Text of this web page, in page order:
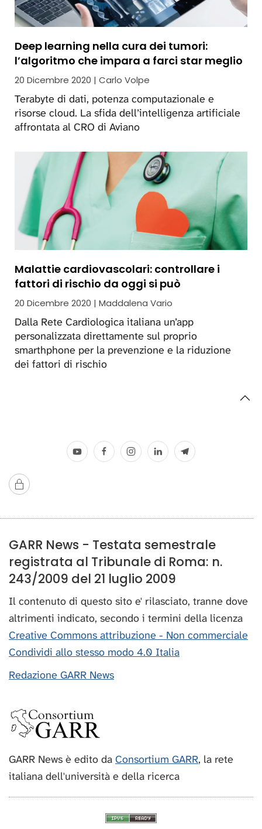
Deep learning nella cura dei tumori:
l’algoritmo che impara a farci star meglio
20 Dicembre 2020 | Carlo Volpe
Terabyte di dati, potenza computazionale e
risorse cloud. La sfida dell’intelligenza artificiale
affrontata al CRO di Aviano
Malattie cardiovascolari: controllare i
fattori di rischio da oggi si può
20 Dicembre 2020 | Maddalena Vario
Dalla Rete Cardiologica italiana un’app
personalizzata direttamente sul proprio
smarthphone per la prevenzione e la riduzione
dei fattori di rischio
GARR News - Testata semestrale
registrata al Tribunale di Roma: n.
243/2009 del 21 luglio 2009
Il contenuto di questo sito e' rilasciato, tranne dove
altrimenti indicato, secondo i termini della licenza
Creative Commons attribuzione - Non commerciale
Condividi allo stesso modo 4.0 Italia
Redazione GARR News
GARR News è edito da Consortium GARR, la rete
italiana dell'università e della ricerca